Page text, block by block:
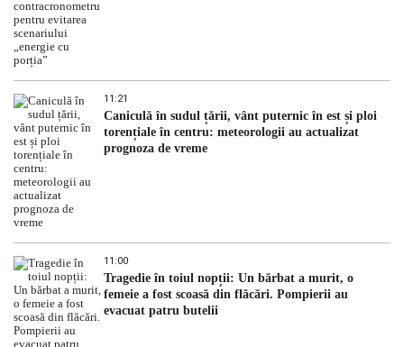
11:21
Caniculă în sudul țării, vânt puternic în est și ploi
torențiale în centru: meteorologii au actualizat
prognoza de vreme
11:00
Tragedie în toiul nopții: Un bărbat a murit, o
femeie a fost scoasă din flăcări. Pompierii au
evacuat patru butelii